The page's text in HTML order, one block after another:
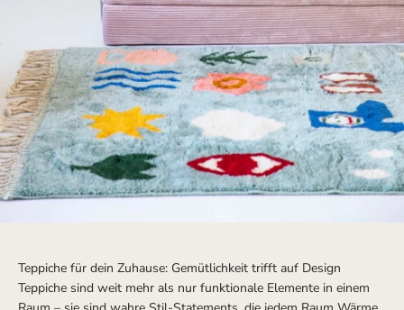
Teppiche für dein Zuhause: Gemütlichkeit trifft auf Design
Teppiche sind weit mehr als nur funktionale Elemente in einem